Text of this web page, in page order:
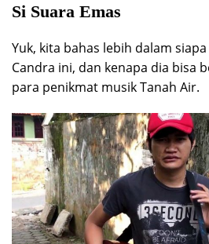
Si Suara Emas
Yuk, kita bahas lebih dalam
Candra ini, dan kenapa dia bisa
para penikmat musik Tanah Air.